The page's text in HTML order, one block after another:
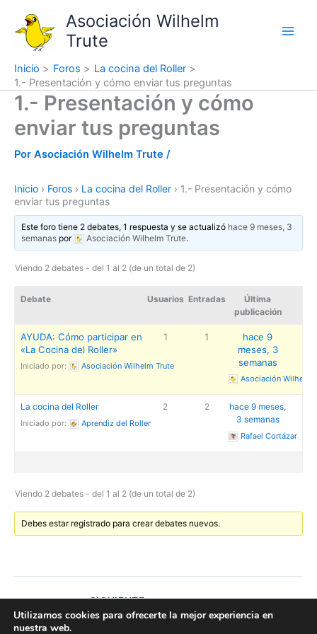
contenido
Asociación Wilhelm
Trute
Inicio Foros
La cocina del Roller
1.- Presentación y cómo enviar tus preguntas
1.- Presentación y cómo
enviar tus preguntas
Por Asociación Wilhelm Trute /
Inicio › Foros › La cocina del Roller › 1.- Presentación y cómo
enviar tus preguntas
Este foro tiene 2 debates, 1 respuesta y se actualizó hace 9 meses, 3
semanas por Asociación Wilhelm Trute.
Viendo 2 debates - del 1 al 2 (de un total de 2)
Debate Usuarios Entradas
Última
publicación
AYUDA: Cómo participar en
«La Cocina del Roller»
Iniciado por: Asociación Wilhelm Trute
1 1
hace 9
meses, 3
semanas
Asociación Wilhelm
La cocina del Roller
Iniciado por: Aprendiz del Roller
2 2
hace 9 meses,
3 semanas
Rafael Cortázar
Viendo 2 debates - del 1 al 2 (de un total de 2)
Debes estar registrado para crear debates nuevos.
SIGUIENTE
Utilizamos cookies para ofrecerte la mejor experiencia en
nuestra web.